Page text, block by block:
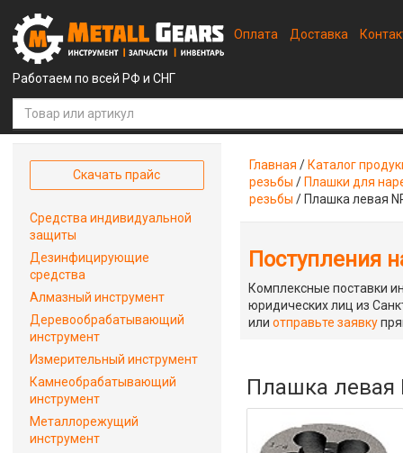
Работаем по всей РФ и СНГ
Оплата Доставка
Главная / Каталог
резьбы / Плашки для
резьбы / Плашка левая
Поступления
Комплексные поставки
юридических лиц из
илиотправьте заявку
Плашка левая
Скачать прайс
Средства индивидуальной
защиты
Дезинфицирующие
средства
Алмазный инструмент
Деревообрабатывающий
инструмент
Измерительный инструмент
Камнеобрабатывающий
инструмент
Металлорежущий
инструмент